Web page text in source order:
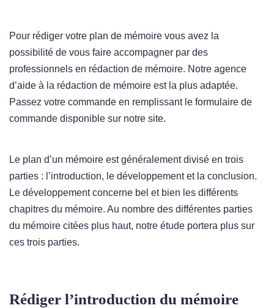
Pour rédiger votre plan de mémoire vous avez la
possibilité de vous faire accompagner par des
professionnels en rédaction de mémoire. Notre agence
d’aide à la rédaction de mémoire est la plus adaptée.
Passez votre commande en remplissant le formulaire de
commande disponible sur notre site.
Le plan d’un mémoire est généralement divisé en trois
parties : l’introduction, le développement et la conclusion.
Le développement concerne bel et bien les différents
chapitres du mémoire. Au nombre des différentes parties
du mémoire citées plus haut, notre étude portera plus sur
ces trois parties.
Rédiger l’introduction du mémoire